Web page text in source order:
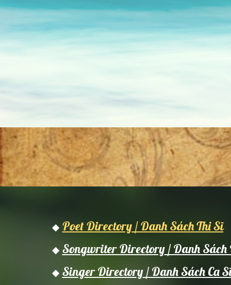
◆ Poet Directory / Danh Sách Thi Sĩ
◆ Songwriter Directory / Danh Sách
◆ Singer Directory / Danh Sách Ca